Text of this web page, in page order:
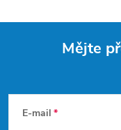
Mějte
E-mail